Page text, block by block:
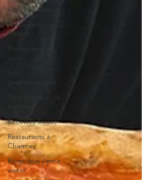
ville de Fribourg
Restaurants en
Alsace
Restaurants à
gastronomique
Recettes Suisse
Restaurants à
Charmey
Blogs que j'aime
visiter